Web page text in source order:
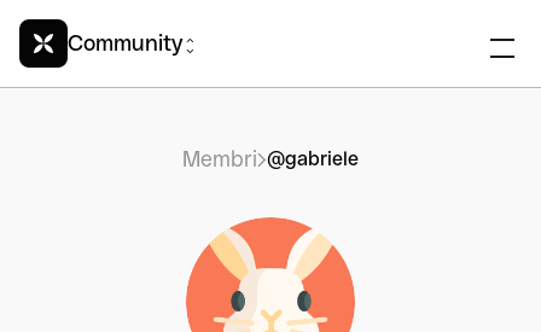
Community
Membri @gabriele